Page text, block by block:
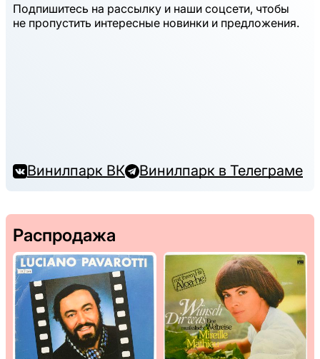
Подпишитесь на рассылку и наши соцсети, чтобы
не пропустить интересные новинки и предложения.
Винилпарк ВК Винилпарк в Телеграме
Распродажа